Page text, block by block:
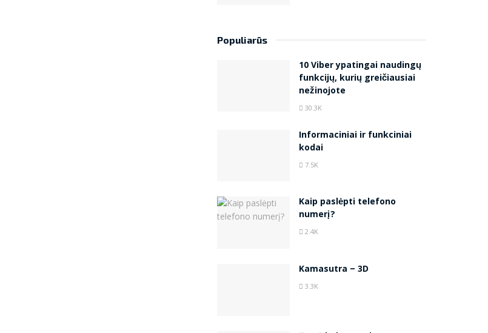
Populiarūs
10 Viber ypatingai naudingų
funkcijų, kurių greičiausiai
nežinojote
30.3K
Informaciniai ir funkciniai
kodai
7.5K
Kaip paslėpti telefono
numerį?
2.4K
Kamasutra – 3D
3.3K